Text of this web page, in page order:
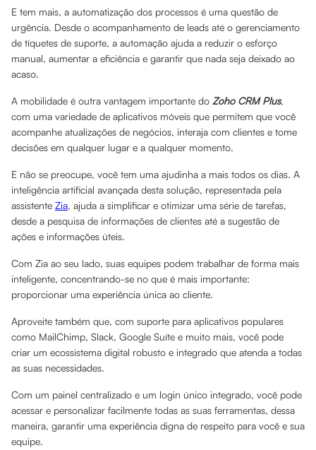
E tem mais, a automatização dos processos é uma questão de
urgência. Desde o acompanhamento de leads até o gerenciamento
de tíquetes de suporte, a automação ajuda a reduzir o esforço
manual, aumentar a eficiência e garantir que nada seja deixado ao
acaso.
A mobilidade é outra vantagem importante do Zoho CRM Plus,
com uma variedade de aplicativos móveis que permitem que você
acompanhe atualizações de negócios, interaja com clientes e tome
decisões em qualquer lugar e a qualquer momento.
E não se preocupe, você tem uma ajudinha a mais todos os dias. A
inteligência artificial avançada desta solução, representada pela
assistente Zia, ajuda a simplificar e otimizar uma série de tarefas,
desde a pesquisa de informações de clientes até a sugestão de
ações e informações úteis.
Com Zia ao seu lado, suas equipes podem trabalhar de forma mais
inteligente, concentrando-se no que é mais importante:
proporcionar uma experiência única ao cliente.
Aproveite também que, com suporte para aplicativos populares
como MailChimp, Slack, Google Suíte e muito mais, você pode
criar um ecossistema digital robusto e integrado que atenda a todas
as suas necessidades.
Com um painel centralizado e um login único integrado, você pode
acessar e personalizar facilmente todas as suas ferramentas, dessa
maneira, garantir uma experiência digna de respeito para você e sua
equipe.